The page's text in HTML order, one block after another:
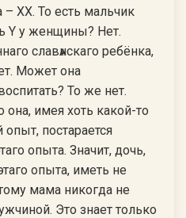
XX. То есть мальчик
Y у женщины? Нет.
славѧнскаго ребёнка,
Может она
То же нет.
имея хоть какой-то
постарается
опыта. Значит, дочь,
опыта, иметь не
мама никогда не
Это знает только